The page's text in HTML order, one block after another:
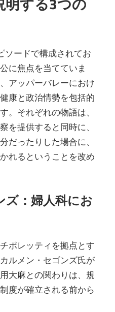
ソードで構成されてお
に焦点を当てていま
アッパーバレーにおけ
康と政治情勢を包括的
。それぞれの物語は、
を提供すると同時に、
だったりした場合に、
れるということを改め
：婦人科にお
ポレッティを拠点とす
ルメン・セゴンズ氏が
大麻との関わりは、規
度が確立される前から